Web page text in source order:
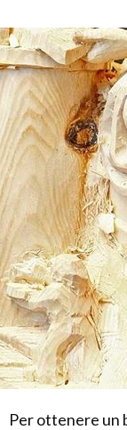
Per ottenere un